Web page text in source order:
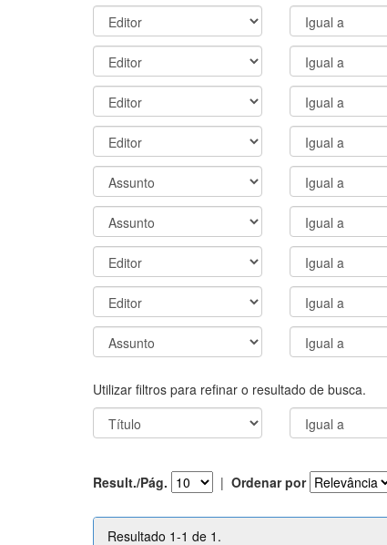
Utilizar filtros para refinar o resultado de busca.
Result./Pág. | Ordenar por
Resultado 1-1 de 1.